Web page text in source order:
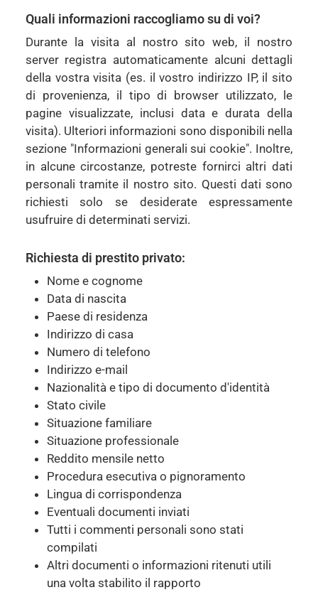
Quali informazioni raccogliamo su di voi?
Durante la visita al nostro sito web, il nostro
server registra automaticamente alcuni dettagli
della vostra visita (es. il vostro indirizzo IP, il sito
di provenienza, il tipo di browser utilizzato, le
pagine visualizzate, inclusi data e durata della
visita). Ulteriori informazioni sono disponibili nella
sezione "Informazioni generali sui cookie". Inoltre,
in alcune circostanze, potreste fornirci altri dati
personali tramite il nostro sito. Questi dati sono
richiesti solo se desiderate espressamente
usufruire di determinati servizi.
Richiesta di prestito privato:
Nome e cognome
Data di nascita
Paese di residenza
Indirizzo di casa
Numero di telefono
Indirizzo e-mail
Nazionalità e tipo di documento d'identità
Stato civile
Situazione familiare
Situazione professionale
Reddito mensile netto
Procedura esecutiva o pignoramento
Lingua di corrispondenza
Eventuali documenti inviati
Tutti i commenti personali sono stati
compilati
Altri documenti o informazioni ritenuti utili
una volta stabilito il rapporto